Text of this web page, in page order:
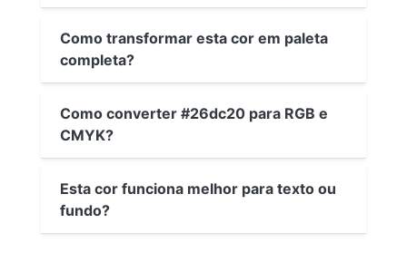
Como transformar esta cor em paleta
completa?
Como converter #26dc20 para RGB e
CMYK?
Esta cor funciona melhor para texto ou
fundo?